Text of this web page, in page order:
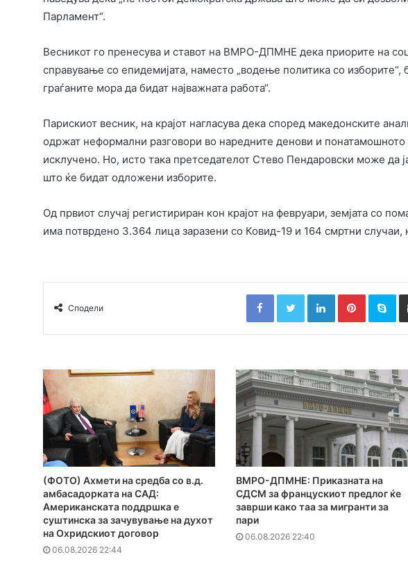
Парламент“.
Весникот го пренесува и ставот на ВМРО-ДПМНЕ дека приорите на
справување со епидемијата, наместо „водење политика со изборите“,
граѓаните мора да бидат најважната работа“.
Парискиот весник, на крајот нагласува дека според македонските
одржат неформални разговори во наредните денови и
исклучено. Но, исто така претседателот Стево Пендаровски може да
што ќе бидат одложени изборите.
Од првиот случај регистириран кон крајот на февруари, земјата со
има потврдено 3.364 лица заразени со Ковид-19 и 164 смртни случаи,
Сподели
FacebookTwitterLinkedInPinterest
(ФОТО) Ахмети на средба со в.д.
амбасадорката на САД:
Американската поддршка е
суштинска за зачувување на духот
на Охридскиот договор
06.08.2026 22:44
ВМРО-ДПМНЕ: Приказната на
СДСМ за францускиот предлог ќе
заврши како таа за мигранти за
пари
06.08.2026 22:40